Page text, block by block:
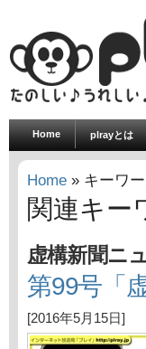
Home plrayとは
Home » キーワ
関連キー
虚構新聞ニ
第99号「
[2016年5月15日]